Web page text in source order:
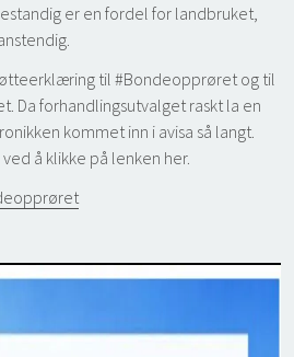
er en fordel for landbruket,
til #Bondeopprøret og til
Da forhandlingsutvalget raskt la en
kommet inn i avisa så langt.
å klikke på lenken her.